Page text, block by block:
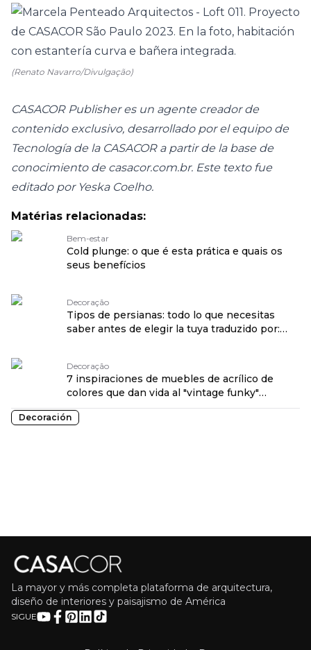
(Renato Navarro/Divulgação)
CASACOR Publisher es un agente creador de
contenido exclusivo, desarrollado por el equipo de
Tecnología de la CASACOR a partir de la base de
conocimiento de casacor.com.br. Este texto fue
editado por Yeska Coelho.
Matérias relacionadas:
Bem-estar
Cold plunge: o que é esta prática e quais os
seus benefícios
Decoração
Tipos de persianas: todo lo que necesitas
saber antes de elegir la tuya traduzido por:
Decoração
7 inspiraciones de muebles de acrílico de
colores que dan vida al "vintage funky"
traduzido por: OPENROUTER
Decoración
La mayor y más completa plataforma de arquitectura,
diseño de interiores y paisajismo de América
SIGUE